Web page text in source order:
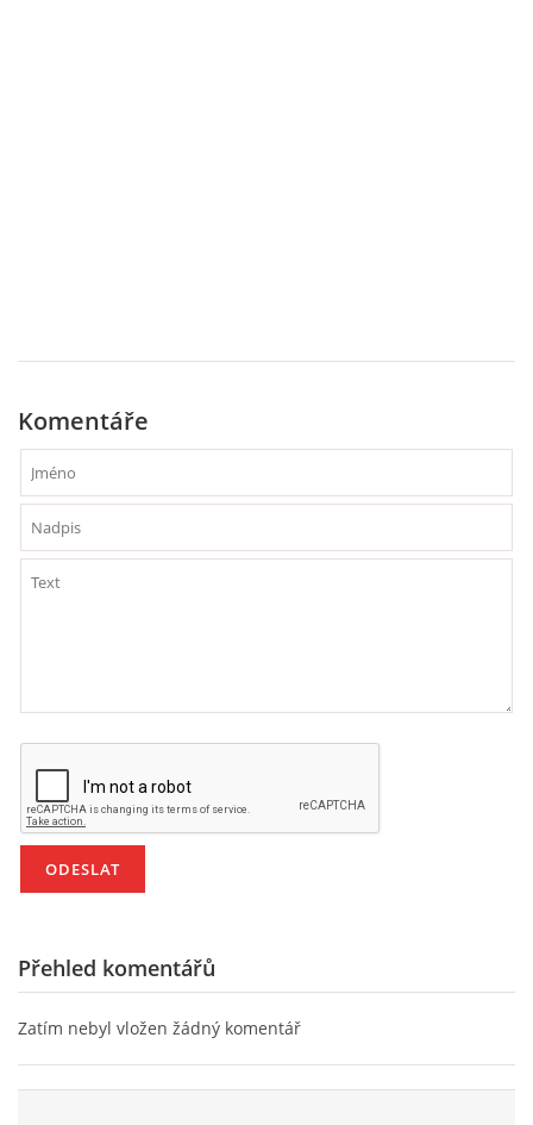
SVATÝ VÁCLAV
20.10. DEN STROMŮ
SVATÝ MARTIN
SVATÁ KATEŘINA 25.LISTOPADU
SVATÁ BARBORA 4.12.
MIKULÁŠ, ČERTI
MASOPUST
Komentáře
Přehled komentářů
Zatím nebyl vložen žádný komentář